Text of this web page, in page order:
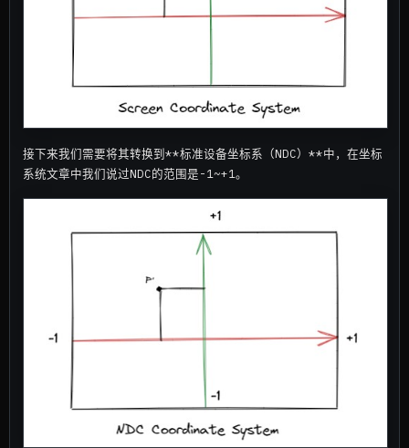
接下来我们需要将其转换到**标准设备坐标系（NDC）**中，在坐标
系统文章中我们说过NDC的范围是-1~+1。